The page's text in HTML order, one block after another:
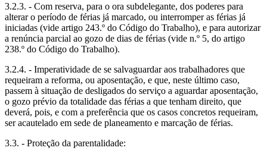
3.2.3. - Com reserva, para o ora subdelegante, dos poderes para
alterar o período de férias já marcado, ou interromper as férias já
iniciadas (vide artigo 243.º do Código do Trabalho), e para autorizar
a renúncia parcial ao gozo de dias de férias (vide n.º 5, do artigo
238.º do Código do Trabalho).
3.2.4. - Imperatividade de se salvaguardar aos trabalhadores que
requeiram a reforma, ou aposentação, e que, neste último caso,
passem à situação de desligados do serviço a aguardar aposentação,
o gozo prévio da totalidade das férias a que tenham direito, que
deverá, pois, e com a preferência que os casos concretos requeiram,
ser acautelado em sede de planeamento e marcação de férias.
3.3. - Proteção da parentalidade: